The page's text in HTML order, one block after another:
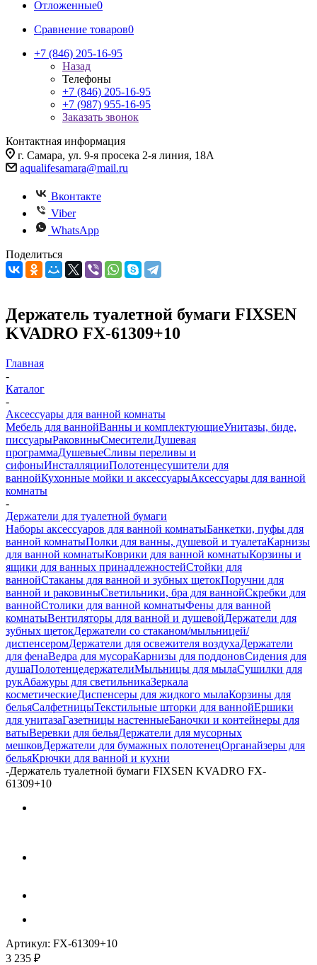
Отложенные0
Сравнение товаров0
+7 (846) 205-16-95
Назад
Телефоны
+7 (846) 205-16-95
+7 (987) 955-16-95
Заказать звонок
Контактная информация
г. Самара, ул. 9-я просека 2-я линия, 18А
aqualifesamara@mail.ru
Вконтакте
Viber
WhatsApp
Поделиться
Держатель туалетной бумаги FIXSEN
KVADRO FX-61309+10
Главная
-
Каталог
-
Аксессуары для ванной комнаты
Мебель для ваннойВанны и комплектующиеУнитазы, биде,
писсуарыРаковиныСмесителиДушевая
программаДушевыеСливы переливы и
сифоныИнсталляцииПолотенцесушители для
ваннойКухонные мойки и аксессуарыАксессуары для ванной
комнаты
-
Держатели для туалетной бумаги
Наборы аксессуаров для ванной комнатыБанкетки, пуфы для
ванной комнатыПолки для ванны, душевой и туалетаКарнизы
для ванной комнатыКоврики для ванной комнатыКорзины и
ящики для ванных принадлежностейСтойки для
ваннойСтаканы для ванной и зубных щетокПоручни для
ванной и раковиныСветильники, бра для ваннойСкребки для
ваннойСтолики для ванной комнатыФены для ванной
комнатыВентиляторы для ванной и душевойДержатели для
зубных щетокДержатели со стаканом/мыльницей/
диспенсеромДержатели для освежителя воздухаДержатели
для фенаВедра для мусораКарнизы для поддоновСидения для
душаПолотенцедержателиМыльницы для мылаСушилки для
рукАбажуры для светильникаЗеркала
косметическиеДиспенсеры для жидкого мылаКорзины для
бельяСалфетницыТекстильные шторки для ваннойЕршики
для унитазаГазетницы настенныеБаночки и контейнеры для
ватыВеревки для бельяДержатели для мусорных
мешковДержатели для бумажных полотенецОрганайзеры для
бельяКрючки для ванной и кухни
-Держатель туалетной бумаги FIXSEN KVADRO FX-
61309+10
Артикул: FX-61309+10
3 235 ₽